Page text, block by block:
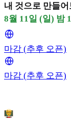
내 것으로 만들
8월 11일 (일) 밤
마감 (추후 오픈)
마감 (추후 오픈)